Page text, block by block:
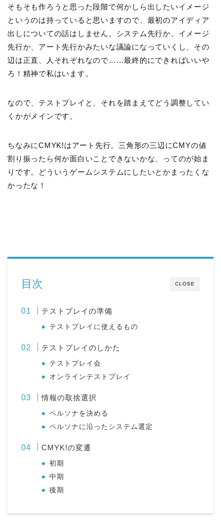
そもそも作ろうと思った段階で何かしら出したいイメージ
というのは持っていると思いますので、最初のアイディア
出しについての話はしません。システム先行か、イメージ
先行か、アート先行かみたいな議論になっていくし、その
辺は正直、人それぞれなので……最終的にできればいいや
ろ！精神で私はいます。
なので、テストプレイと、それを踏まえてどう調整してい
くかがメインです。
ちなみにCMYK!はアート先行。三角形の三辺にCMYの値
割り振ったら何か面白いことできないかな、ってのが始ま
りです。どういうゲームシステムにしたいとかまったくな
かったな！
CLOSE
目次
テストプレイの準備
テストプレイに使えるもの
テストプレイのしかた
テストプレイ会
オンラインテストプレイ
情報の取捨選択
ペルソナを決める
ペルソナに沿ったシステム選定
CMYK!の変遷
初期
中期
後期